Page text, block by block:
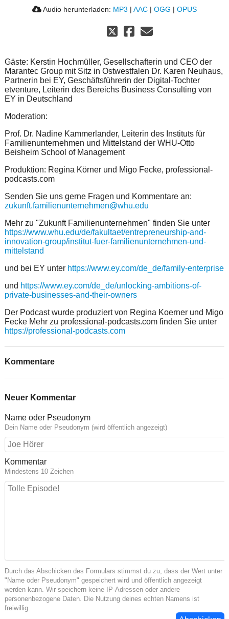
Audio herunterladen: MP3 | AAC | OGG | OPUS
Gäste: Kerstin Hochmüller, Gesellschafterin und CEO der
Marantec Group mit Sitz in Ostwestfalen Dr. Karen Neuhaus,
Partnerin bei EY, Geschäftsführerin der Digital-Tochter
etventure, Leiterin des Bereichs Business Consulting von
EY in Deutschland
Moderation:
Prof. Dr. Nadine Kammerlander, Leiterin des Instituts für
Familienunternehmen und Mittelstand der WHU-Otto
Beisheim School of Management
Produktion: Regina Körner und Migo Fecke, professional-
podcasts.com
Senden Sie uns gerne Fragen und Kommentare an:
zukunft.familienunternehmen@whu.edu
Mehr zu "Zukunft Familienunternehmen" finden Sie unter
https://www.whu.edu/de/fakultaet/entrepreneurship-and-
innovation-group/institut-fuer-familienunternehmen-und-
mittelstand
und bei EY unter https://www.ey.com/de_de/family-enterprise
und https://www.ey.com/de_de/unlocking-ambitions-of-
private-businesses-and-their-owners
Der Podcast wurde produziert von Regina Koerner und Migo
Fecke Mehr zu professional-podcasts.com finden Sie unter
https://professional-podcasts.com
Kommentare
Neuer Kommentar
Name oder Pseudonym
Dein Name oder Pseudonym (wird öffentlich angezeigt)
Kommentar
Mindestens 10 Zeichen
Durch das Abschicken des Formulars stimmst du zu, dass der Wert unter
"Name oder Pseudonym" gespeichert wird und öffentlich angezeigt
werden kann. Wir speichern keine IP-Adressen oder andere
personenbezogene Daten. Die Nutzung deines echten Namens ist
freiwillig.